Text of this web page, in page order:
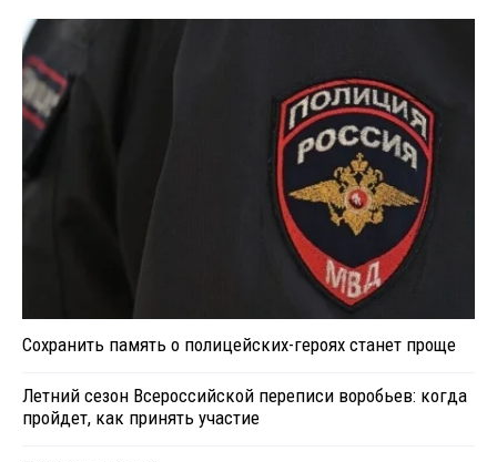
Сохранить память о полицейских-героях станет проще
Летний сезон Всероссийской переписи воробьев: когда
пройдет, как принять участие